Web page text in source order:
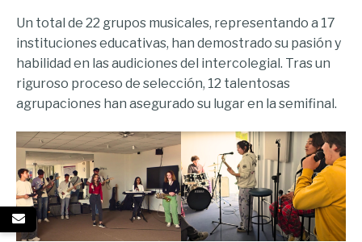
Un total de 22 grupos musicales, representando a 17
instituciones educativas, han demostrado su pasión y
habilidad en las audiciones del intercolegial. Tras un
riguroso proceso de selección, 12 talentosas
agrupaciones han asegurado su lugar en la semifinal.